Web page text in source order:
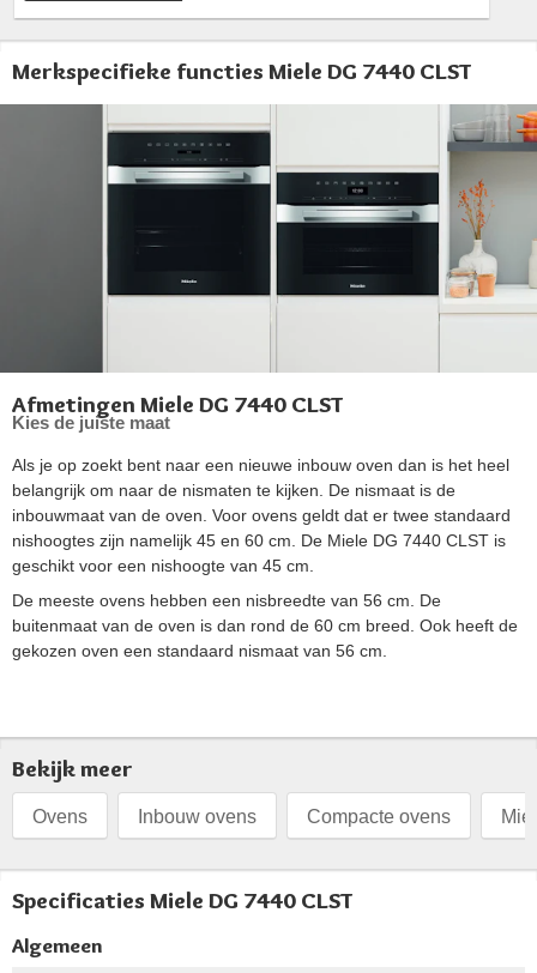
Merkspecifieke functies Miele DG 7440 CLST
Afmetingen Miele DG 7440 CLST
Kies de juiste maat
Als je op zoekt bent naar een nieuwe inbouw oven dan is het heel
belangrijk om naar de nismaten te kijken. De nismaat is de
inbouwmaat van de oven. Voor ovens geldt dat er twee standaard
nishoogtes zijn namelijk 45 en 60 cm. De Miele DG 7440 CLST is
geschikt voor een nishoogte van 45 cm.
De meeste ovens hebben een nisbreedte van 56 cm. De
buitenmaat van de oven is dan rond de 60 cm breed. Ook heeft de
gekozen oven een standaard nismaat van 56 cm.
Bekijk meer
Ovens Inbouw ovens Compacte ovens
Specificaties Miele DG 7440 CLST
Algemeen